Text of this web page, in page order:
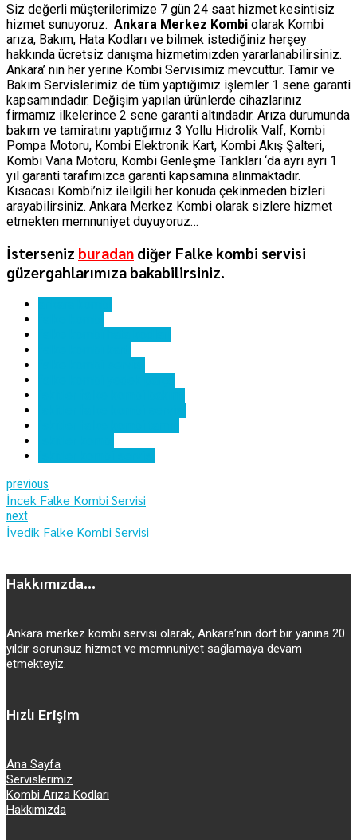
Siz değerli müşterilerimize 7 gün 24 saat hizmet kesintisiz
hizmet sunuyoruz. Ankara Merkez Kombi olarak Kombi
arıza, Bakım, Hata Kodları ve bilmek istediğiniz herşey
hakkında ücretsiz danışma hizmetimizden yararlanabilirsiniz.
Ankara’ nın her yerine Kombi Servisimiz mevcuttur. Tamir ve
Bakım Servislerimiz de tüm yaptığımız işlemler 1 sene garanti
kapsamındadır. Değişim yapılan ürünlerde cihazlarınız
firmamız ilkelerince 2 sene garanti altındadır. Arıza durumunda
bakım ve tamiratını yaptığımız 3 Yollu Hidrolik Valf, Kombi
Pompa Motoru, Kombi Elektronik Kart, Kombi Akış Şalteri,
Kombi Vana Motoru, Kombi Genleşme Tankları ‘da ayrı ayrı 1
yıl garanti tarafımızca garanti kapsamına alınmaktadır.
Kısacası Kombi’niz ileilgili her konuda çekinmeden bizleri
arayabilirsiniz. Ankara Merkez Kombi olarak sizlere hizmet
etmekten memnuniyet duyuyoruz…
İsterseniz buradan diğer Falke kombi servisi
güzergahlarımıza bakabilirsiniz.
previous
İncek Falke Kombi Servisi
next
İvedik Falke Kombi Servisi
Hakkımızda...
Ankara merkez kombi servisi olarak, Ankara’nın dört bir yanına 20
yıldır sorunsuz hizmet ve memnuniyet sağlamaya devam
etmekteyiz.
Hızlı Erişim
Ana Sayfa
Servislerimiz
Kombi Arıza Kodları
Hakkımızda